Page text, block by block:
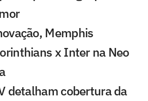
Memphis
x Inter na Neo
detalham cobertura da